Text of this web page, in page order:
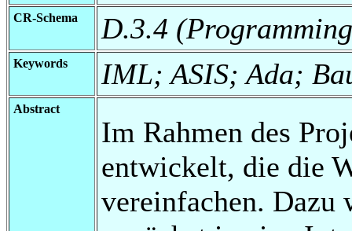
CR-Schema D.3.4
Keywords IML; ASIS; Ada;
Abstract
Im Rahmen des
entwickelt, die die
vereinfachen. Dazu